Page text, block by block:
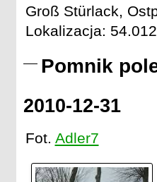
Groß Stürlack,
Lokalizacja:
Pomnik
2010-12-31
Fot. Adler7